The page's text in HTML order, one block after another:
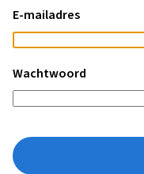
E-mailadres
Wachtwoord